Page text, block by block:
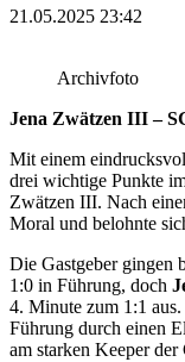
21.05.2025 23:42
Archivfoto
Jena Zwätzen III –
Mit einem
drei wichtige Punkte
Zwätzen III. Nach
Moral und belohnte
Die Gastgeber gingen
1:0 in Führung, doch
4. Minute zum 1:1
Führung durch einen
am starken Keeper der